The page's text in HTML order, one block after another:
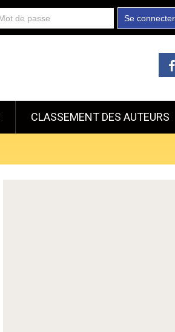
Se connecter
CLASSEMENT DES AUTEURS